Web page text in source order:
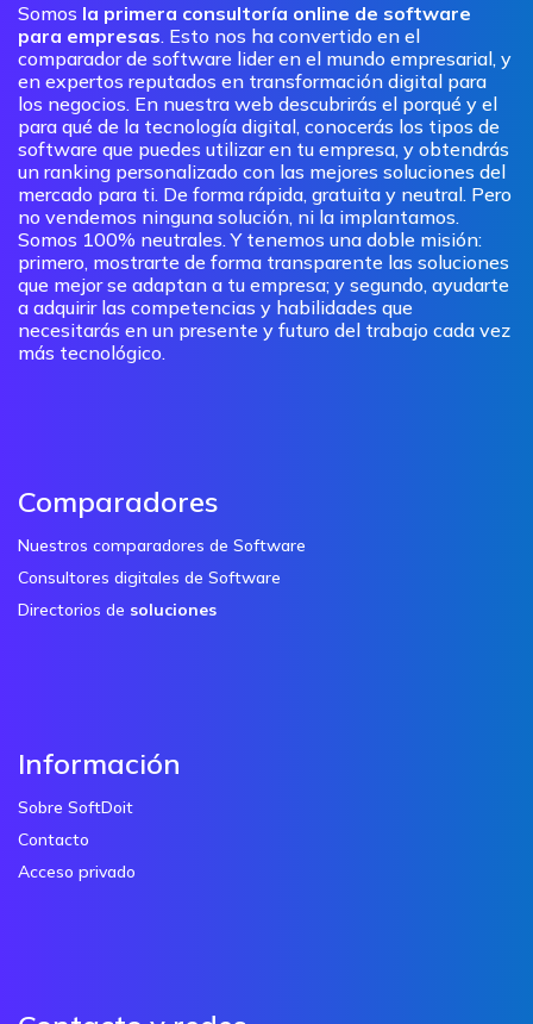
Somos la primera consultoría online de software
para empresas. Esto nos ha convertido en el
comparador de software lider en el mundo empresarial, y
en expertos reputados en transformación digital para
los negocios. En nuestra web descubrirás el porqué y el
para qué de la tecnología digital, conocerás los tipos de
software que puedes utilizar en tu empresa, y obtendrás
un ranking personalizado con las mejores soluciones del
mercado para ti. De forma rápida, gratuita y neutral. Pero
no vendemos ninguna solución, ni la implantamos.
Somos 100% neutrales. Y tenemos una doble misión:
primero, mostrarte de forma transparente las soluciones
que mejor se adaptan a tu empresa; y segundo, ayudarte
a adquirir las competencias y habilidades que
necesitarás en un presente y futuro del trabajo cada vez
más tecnológico.
Comparadores
Nuestros comparadores de Software
Consultores digitales de Software
Directorios de soluciones
Información
Sobre SoftDoit
Contacto
Acceso privado